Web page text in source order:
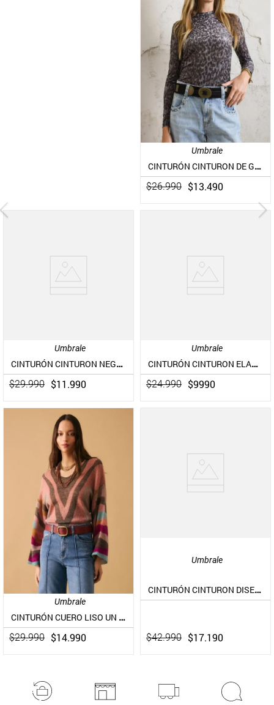
Umbrale
CINTURÓN CINTURON DE GAMUZA CON HEBILLAS DISEÑO PIEL
$26.990 $13.490
Umbrale
CINTURÓN CINTURON NEGRO TACHAS ANTIQUE SILVER CUERO
$29.990 $11.990
Umbrale
CINTURÓN CINTURON ELASTICADO CON HEBILLA TEJIDO
$24.990 $9990
Umbrale
CINTURÓN CUERO LISO UN COLOR PIEL
$29.990 $14.990
Umbrale
CINTURÓN CINTURON DISEÑO CALADO CUERO
$42.990 $17.190